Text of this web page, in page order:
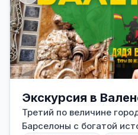
Экскурсия в
Третий по величине
Барселоны с богатой